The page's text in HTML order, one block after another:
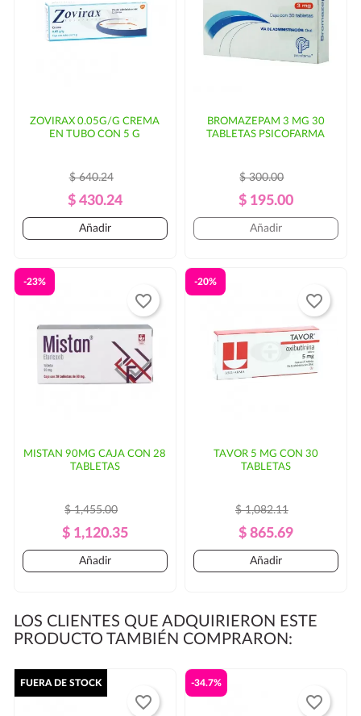
parte del cliente.
ZOVIRAX 0.05G/G CREMA
EN TUBO CON 5 G
Precio
Regular
$ 640.24
Precio
$ 430.24
Añadir
BROMAZEPAM 3 MG 30
TABLETAS PSICOFARMA
Precio
Regular
$ 300.00
Precio
$ 195.00
Añadir
MISTAN 90MG CAJA CON 28
TABLETAS
Precio
Regular
$ 1,455.00
Precio
$ 1,120.35
-23%
Añadir
favorite_border
TAVOR 5 MG CON 30
TABLETAS
Precio
Regular
$ 1,082.11
Precio
$ 865.69
-20%
Añadir
favorite_border
LOS CLIENTES QUE ADQUIRIERON ESTE
PRODUCTO TAMBIÉN COMPRARON:
FUERA DE STOCK
favorite_border
-34.7%
favorite_border